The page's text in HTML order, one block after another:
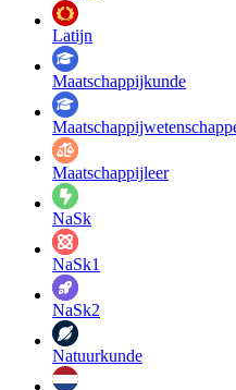
Latijn
Maatschappij­kunde
Maatschappijleer
NaSk
NaSk1
NaSk2
Natuurkunde